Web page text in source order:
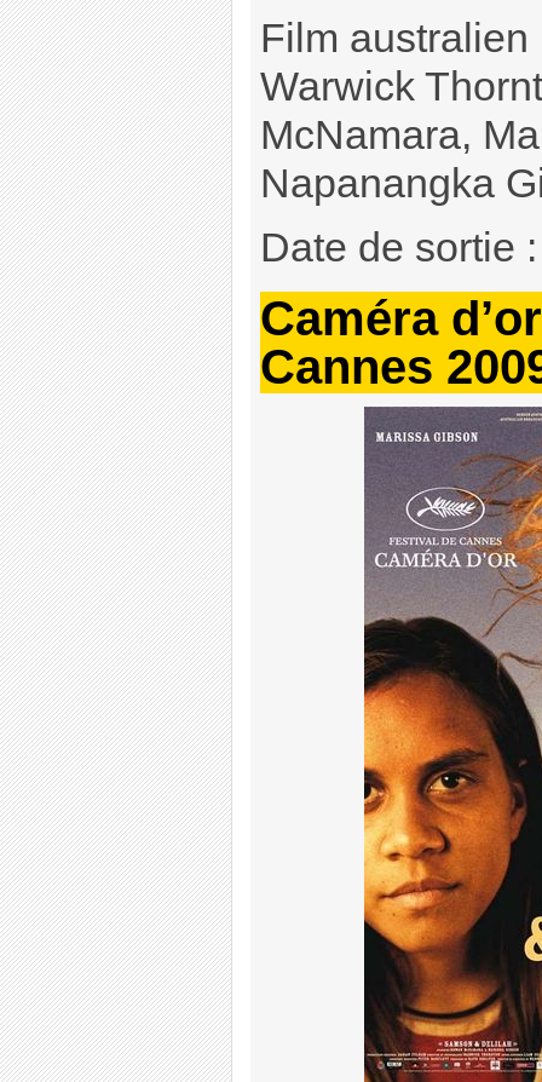
Film
Warwick
McNamara,
Napanangka
Date de sortie
Caméra
Cannes